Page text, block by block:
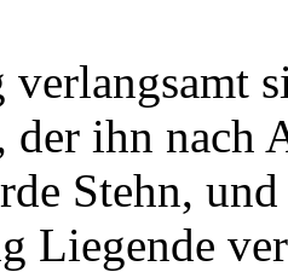
verlangsamt
der ihn nach
Stehn,
Liegende